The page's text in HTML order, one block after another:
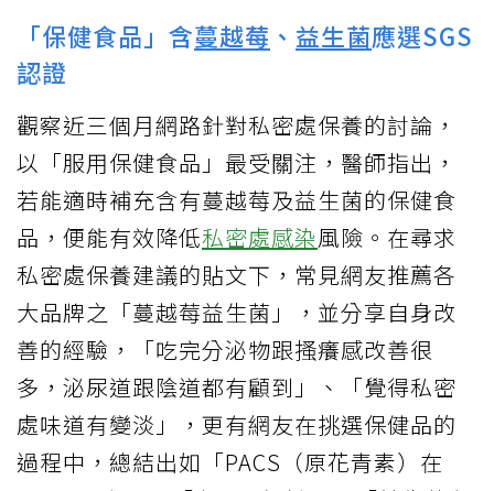
「保健食品」含蔓越莓 、 益生菌應選SGS
認證
觀察近三個月網路針對私密處保養的討論，
以「服用保健食品」最受關注，醫師指出，
若能適時補充含有蔓越莓及益生菌的保健食
品，便能有效降低私密處感染風險。在尋求
私密處保養建議的貼文下，常見網友推薦各
大品牌之「蔓越莓益生菌」，並分享自身改
善的經驗，「吃完分泌物跟搔癢感改善很
多，泌尿道跟陰道都有顧到」、「覺得私密
處味道有變淡」，更有網友在挑選保健品的
過程中，總結出如「PACS（原花青素）在